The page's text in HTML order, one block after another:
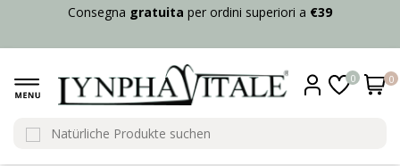
Consegna gratuita per ordini superiori a €39
0 0